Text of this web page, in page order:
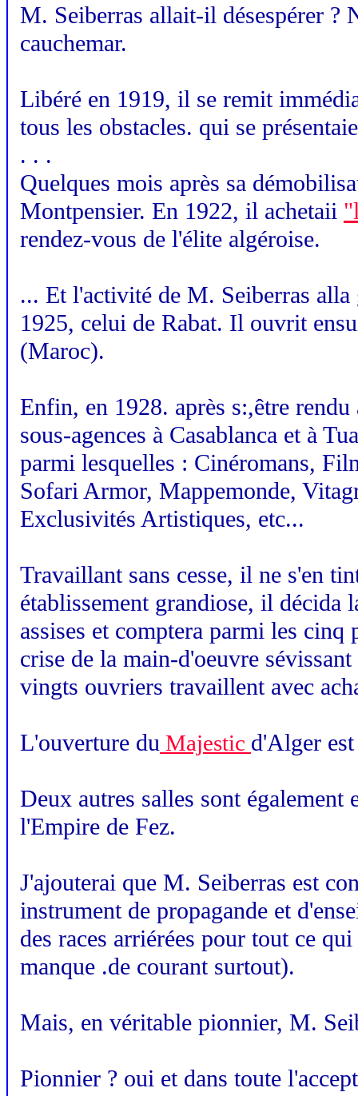
M. Seiberras allait-il désespérer ?
cauchemar.
Libéré en 1919, il se remit
tous les obstacles. qui se
. . .
Quelques mois après sa
Montpensier. En 1922, il achetaii
rendez-vous de l'élite algéroise.
... Et l'activité de M. Seiberras
1925, celui de Rabat. Il ouvrit
(Maroc).
Enfin, en 1928. après s:,être
sous-agences à Casablanca et à
parmi lesquelles : Cinéromans,
Sofari Armor, Mappemonde,
Exclusivités Artistiques, etc...
Travaillant sans cesse, il ne s'en
établissement grandiose, il décida
assises et comptera parmi les
crise de la main-d'oeuvre
vingts ouvriers travaillent avec
L'ouverture du Majestic d'Alger
Deux autres salles sont
l'Empire de Fez.
J'ajouterai que M. Seiberras est
instrument de propagande et
des races arriérées pour tout ce
manque .de courant surtout).
Mais, en véritable pionnier, M.
Pionnier ? oui et dans toute